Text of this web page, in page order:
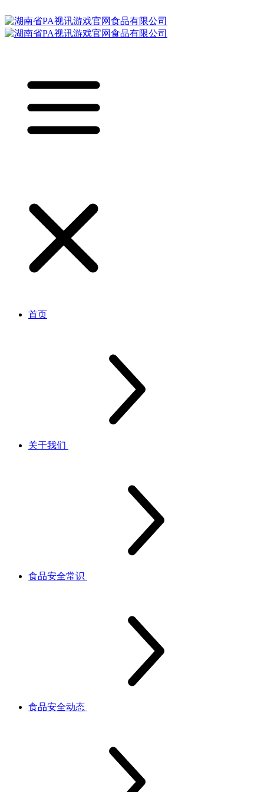
首页
关于我们
食品安全常识
食品安全动态